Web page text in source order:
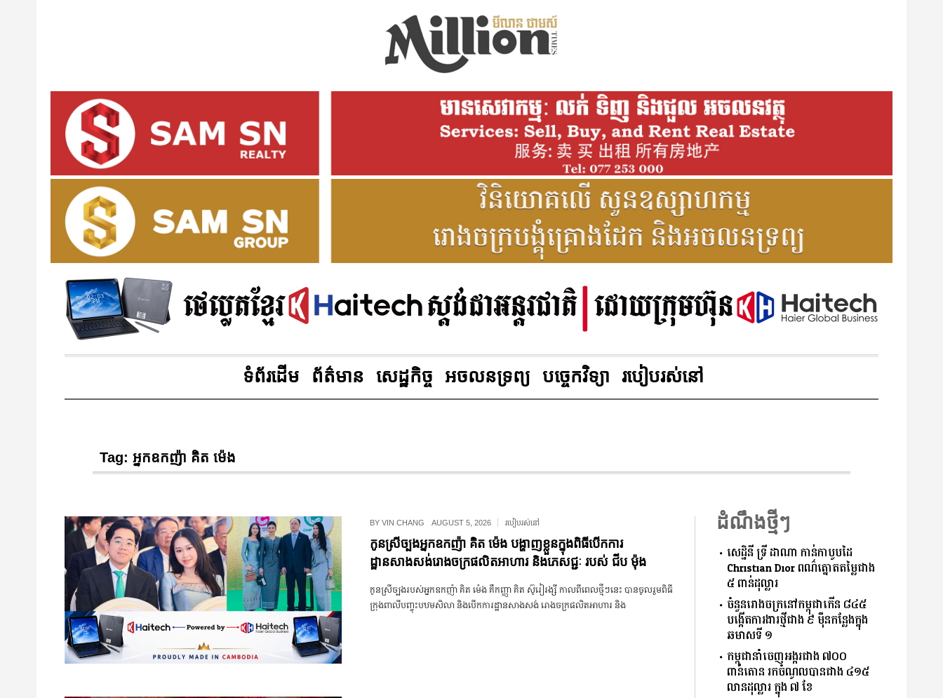
ទំព័រដើម ព័ត៌មាន សេដ្ឋកិច្ច អចលនទ្រព្យ បច្ចេកវិទ្យា របៀបរស់នៅ
Tag: អ្នកឧកញ៉ា គិត ម៉េង
BYVIN CHANG AUGUST 5, 2026 របៀបរស់នៅ
កូនស្រីច្បងអ្នកឧកញ៉ា គិត ម៉េង បង្ហាញខ្លួនក្នុងពិធីបើកការ
ដ្ឋានសាងសង់រោងចក្រផលិតអាហារ និងភេសជ្ជៈ របស់ ជីប ម៉ុង
កូនស្រី​ច្បង​របស់​អ្នក​ឧកញ៉ា គិត ម៉េង គឺ​កញ្ញា គិត ស៊ូរៀរង្សី កាលពីពេល​ថ្មី​ៗ​នេះ បាន​ចូលរួម​ពិធី​
ក្រុង​ពាលី​បញ្ចុះ​បឋម​សិលា និង​បើក​ការដ្ឋាន​សាងសង់ រោងចក្រ​ផលិត​អាហារ និង​
ដំណឹងថ្មីៗ
សេដ្ឋិនី ទ្រី ដាណា កាន់កាបូបដៃ
Christian Dior ពណ៌ត្នោតតម្លៃជាង
៥ ពាន់ដុល្លារ
ចំនួន​រោងចក្រ​នៅ​កម្ពុជា​កើន​ ​៨៤៥​ ​
បង្កើត​ការងារ​ថ្មី​ជាង​ ​៩​ ​ម៉ឺន​កន្លែង​ក្នុង​
ឆមាស​ទី ​១​
កម្ពុជានាំចេញអង្ករជាង ៧០០
ពាន់តោន រកចំណូលបានជាង ៤១៥
លានដុល្លារ ក្នុង ៧ ខែ